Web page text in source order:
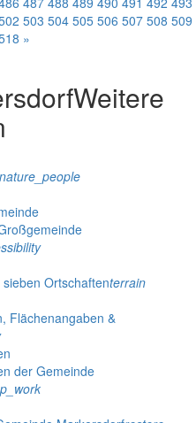
503 504 505 506 507 508 509
»
Weitere
nature_people
Ortschaftenterrain
Flächenangaben &
der Gemeinde